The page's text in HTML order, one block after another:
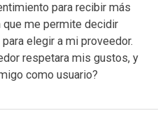
para recibir más
que me permite decidir
elegir a mi proveedor.
respetara mis gustos, y
como usuario?